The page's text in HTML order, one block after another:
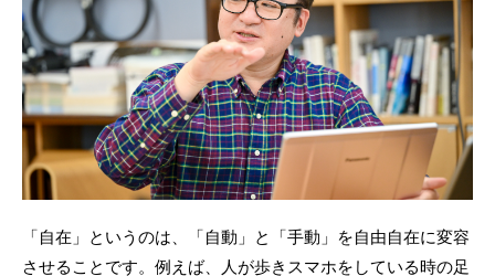
「自在」というのは、「自動」と「手動」を自由自在に変容
させることです。例えば、人が歩きスマホをしている時の足